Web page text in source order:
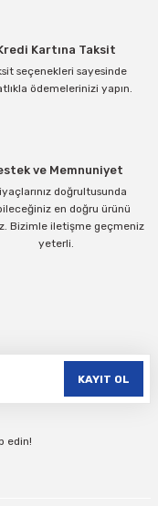
Kartına Taksit
seçenekleri sayesinde
ödemelerinizi yapın.
ve Memnuniyet
doğrultusunda
en doğru ürünü
Bizimle iletişme geçmeniz
yeterli.
KAYIT OL
edin!